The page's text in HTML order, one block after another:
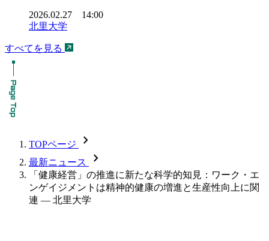
2026.02.27 14:00
北里大学
すべてを見る
TOPページ chevron_forward
最新ニュース chevron_forward
「健康経営」の推進に新たな科学的知見：ワーク・エ
ンゲイジメントは精神的健康の増進と生産性向上に関
連 — 北里大学